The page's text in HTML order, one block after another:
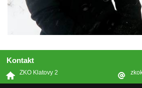
Kontakt
ZKO Klatovy 2